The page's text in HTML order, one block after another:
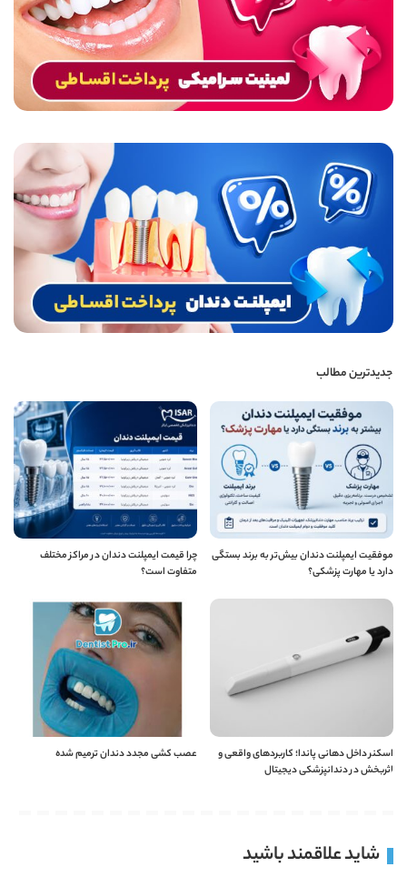
جدیدترین مطالب
موفقیت ایمپلنت دندان بیش‌تر به برند بستگی
دارد یا مهارت پزشکی؟
چرا قیمت ایمپلنت دندان در مراکز مختلف
متفاوت است؟
اسکنر داخل دهانی پاندا؛ کاربردهای واقعی و
اثربخش در دندانپزشکی دیجیتال
عصب کشی مجدد دندان ترمیم شده
شاید علاقمند باشید